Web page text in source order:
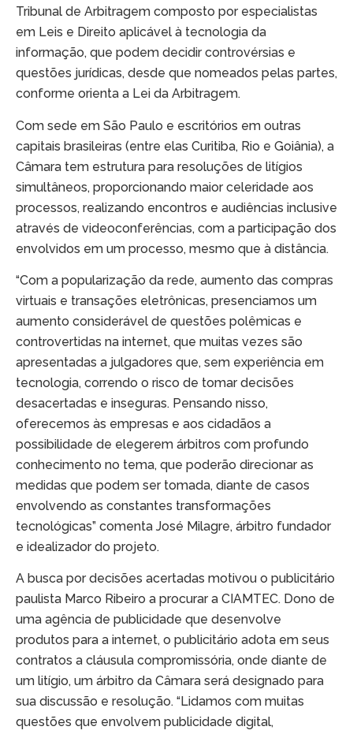
Tribunal de Arbitragem composto por especialistas
em Leis e Direito aplicável à tecnologia da
informação, que podem decidir controvérsias e
questões jurídicas, desde que nomeados pelas partes,
conforme orienta a Lei da Arbitragem.
Com sede em São Paulo e escritórios em outras
capitais brasileiras (entre elas Curitiba, Rio e Goiânia), a
Câmara tem estrutura para resoluções de litígios
simultâneos, proporcionando maior celeridade aos
processos, realizando encontros e audiências inclusive
através de videoconferências, com a participação dos
envolvidos em um processo, mesmo que à distância.
“Com a popularização da rede, aumento das compras
virtuais e transações eletrônicas, presenciamos um
aumento considerável de questões polêmicas e
controvertidas na internet, que muitas vezes são
apresentadas a julgadores que, sem experiência em
tecnologia, correndo o risco de tomar decisões
desacertadas e inseguras. Pensando nisso,
oferecemos às empresas e aos cidadãos a
possibilidade de elegerem árbitros com profundo
conhecimento no tema, que poderão direcionar as
medidas que podem ser tomada, diante de casos
envolvendo as constantes transformações
tecnológicas” comenta José Milagre, árbitro fundador
e idealizador do projeto.
A busca por decisões acertadas motivou o publicitário
paulista Marco Ribeiro a procurar a CIAMTEC. Dono de
uma agência de publicidade que desenvolve
produtos para a internet, o publicitário adota em seus
contratos a cláusula compromissória, onde diante de
um litígio, um árbitro da Câmara será designado para
sua discussão e resolução. “Lidamos com muitas
questões que envolvem publicidade digital,